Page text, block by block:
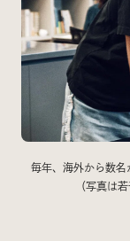
毎年、海外から数
（写真は